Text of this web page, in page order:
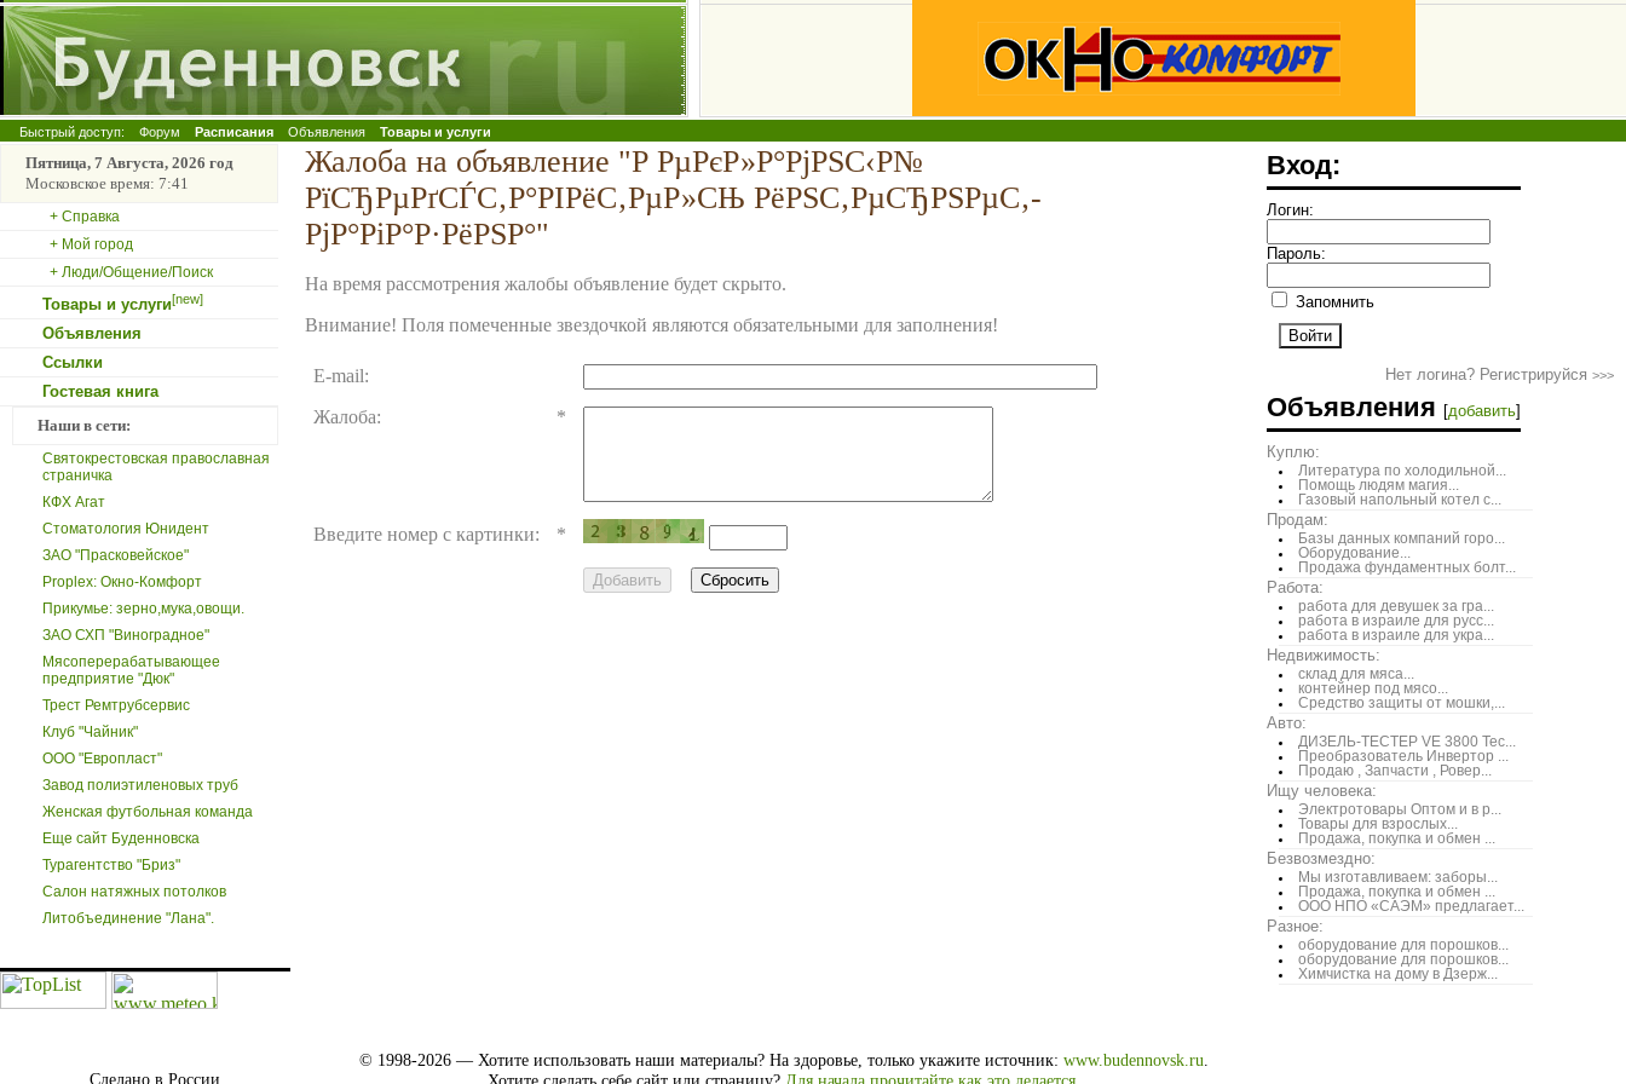
Быстрый доступ: Форум Расписания Объявления Товары и услуги
Пятница, 7 Августа, 2026 год
Московское время: 7:41
+ Справка
+ Мой город
+ Люди/Общение/Поиск
Товары и услуги[new]
Объявления
Ссылки
Гостевая книга
Наши в сети:
Святокрестовская православная
страничка
КФХ Агат
Стоматология Юнидент
ЗАО "Прасковейское"
Proplex: Окно-Комфорт
Прикумье: зерно,мука,овощи.
ЗАО СХП "Виноградное"
Мясоперерабатывающее
предприятие "Дюк"
Трест Ремтрубсервис
Клуб "Чайник"
ООО "Европласт"
Завод полиэтиленовых труб
Женская футбольная команда
Еще сайт Буденновска
Турагентство "Бриз"
Салон натяжных потолков
Литобъединение "Лана".
Жалоба на объявление "Р РµРєР»Р°РјРЅС‹Р№
РїСЂРµРґСЃС‚Р°РІРёС‚РµР»СЊ РёРЅС‚РµСЂРЅРµС‚-
РјР°РіР°Р·РёРЅР°"
На время рассмотрения жалобы объявление будет скрыто.
Внимание! Поля помеченные звездочкой являются обязательными для заполнения!
E-mail:
Жалоба:
*
Введите номер с картинки: *
Вход:
Логин:
Пароль:
Запомнить
Нет логина? Регистрируйся >>>
Объявления [добавить]
Куплю:
Литература по холодильной...
Помощь людям магия...
Газовый напольный котел с...
Продам:
Базы данных компаний горо...
Оборудование...
Продажа фундаментных болт...
Работа:
работа для девушек за гра...
работа в израиле для русс...
работа в израиле для укра...
Недвижимость:
склад для мяса...
контейнер под мясо...
Средство защиты от мошки,...
Авто:
ДИЗЕЛЬ-ТЕСТЕР VE 3800 Тес...
Преобразователь Инвертор ...
Продаю , Запчасти , Ровер...
Ищу человека:
Электротовары Оптом и в р...
Товары для взрослых...
Продажа, покупка и обмен ...
Безвозмездно:
Мы изготавливаем: заборы...
Продажа, покупка и обмен ...
ООО НПО «САЭМ» предлагает...
Разное:
оборудование для порошков...
оборудование для порошков...
Химчистка на дому в Дзерж...
Сделано в России.
© 1998-2026 — Хотите использовать наши материалы? На здоровье, только укажите источник: www.budennovsk.ru